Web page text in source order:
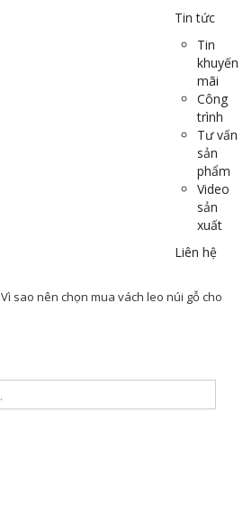
Tin tức
Tin
khuyến
mãi
Công
trình
Tư vấn
sản
phẩm
Video
sản
xuất
Liên hệ
Vì sao nên chọn mua vách leo núi gỗ cho